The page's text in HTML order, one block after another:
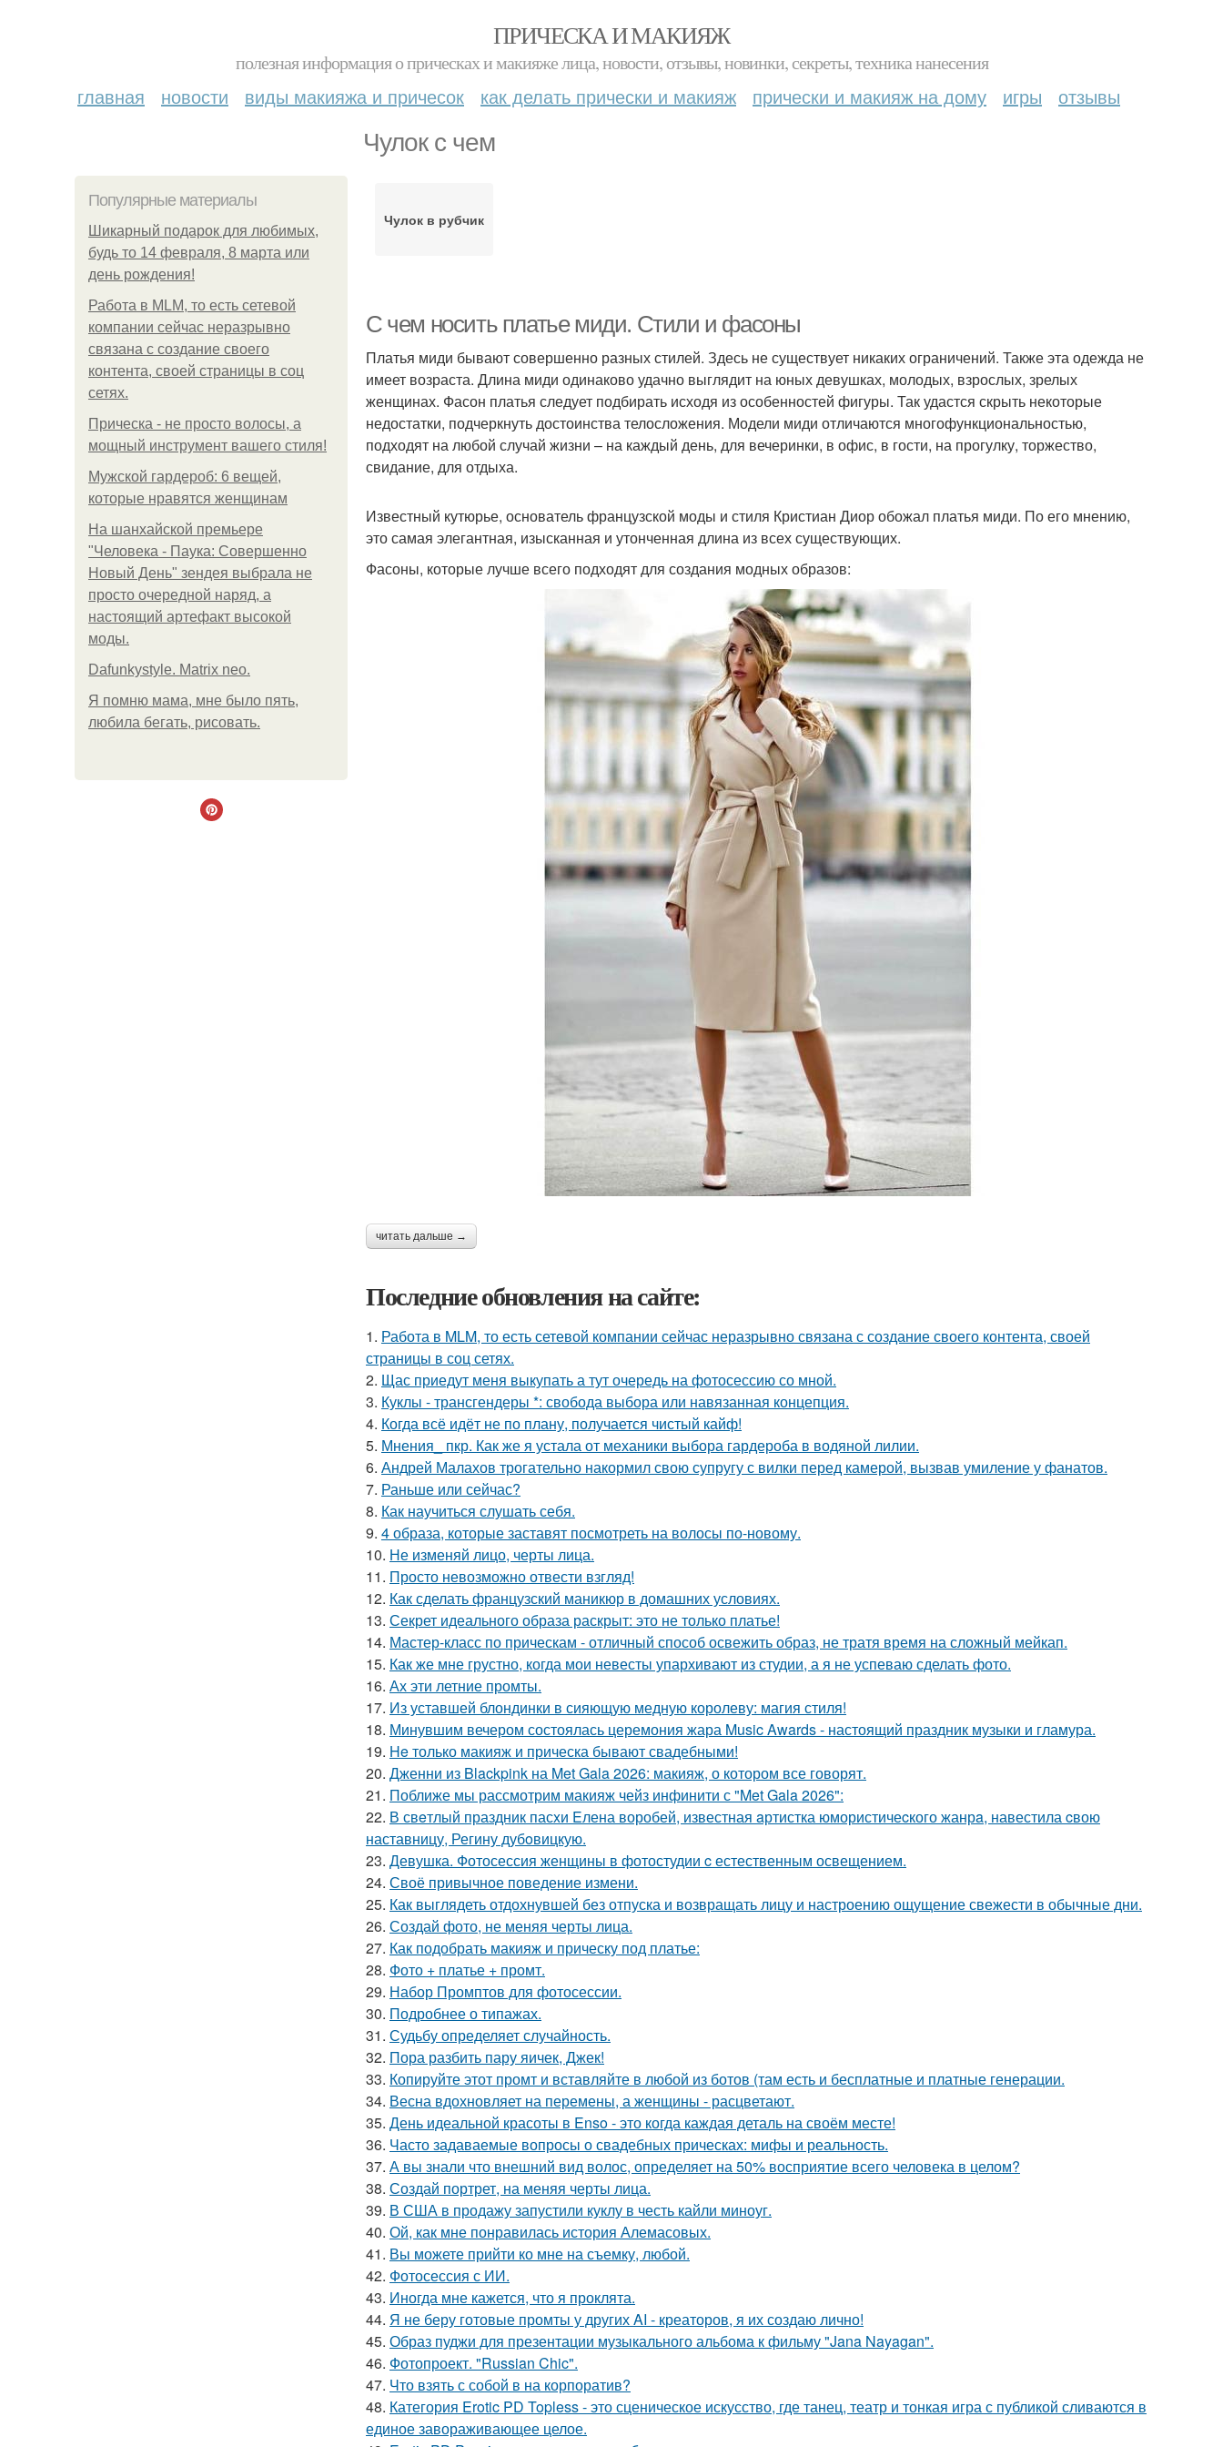
ПРИЧЕСКА И МАКИЯЖ
полезная информация о прическах и макияже лица, новости, отзывы, новинки, секреты, техника нанесения
главная новости виды макияжа и причесок как делать прически и макияж прически и макияж на дому игры отзывы
Чулок с чем
Популярные материалы
Шикарный подарок для любимых,
будь то 14 февраля, 8 марта или
день рождения!
Работа в MLM, то есть сетевой
компании сейчас неразрывно
связана с создание своего
контента, своей страницы в соц
сетях.
Прическа - не просто волосы, а
мощный инструмент вашего стиля!
Мужской гардероб: 6 вещей,
которые нравятся женщинам
На шанхайской премьере
"Человека - Паука: Совершенно
Новый День" зендея выбрала не
просто очередной наряд, а
настоящий артефакт высокой
моды.
Dafunkystyle. Matrix neo.
Я помню мама, мне было пять,
любила бегать, рисовать.
Чулок в рубчик
С чем носить платье миди. Стили и фасоны
Платья миди бывают совершенно разных стилей. Здесь не существует никаких ограничений. Также эта одежда не
имеет возраста. Длина миди одинаково удачно выглядит на юных девушках, молодых, взрослых, зрелых
женщинах. Фасон платья следует подбирать исходя из особенностей фигуры. Так удастся скрыть некоторые
недостатки, подчеркнуть достоинства телосложения. Модели миди отличаются многофункциональностью,
подходят на любой случай жизни – на каждый день, для вечеринки, в офис, в гости, на прогулку, торжество,
свидание, для отдыха.
Известный кутюрье, основатель французской моды и стиля Кристиан Диор обожал платья миди. По его мнению,
это самая элегантная, изысканная и утонченная длина из всех существующих.
Фасоны, которые лучше всего подходят для создания модных образов:
читать дальше →
Последние обновления на сайте:
1. Работа в MLM, то есть сетевой компании сейчас неразрывно связана с создание своего контента, своей
страницы в соц сетях.
2. Щас приедут меня выкупать а тут очередь на фотосессию со мной.
3. Куклы - трансгендеры *: свобода выбора или навязанная концепция.
4. Когда всё идёт не по плану, получается чистый кайф!
5. Мнения_ пкр. Как же я устала от механики выбора гардероба в водяной лилии.
6. Андрей Малахов трогательно накормил свою супругу с вилки перед камерой, вызвав умиление у фанатов.
7. Раньше или сейчас?
8. Как научиться слушать себя.
9. 4 образа, которые заставят посмотреть на волосы по-новому.
10. Не изменяй лицо, черты лица.
11. Просто невозможно отвести взгляд!
12. Как сделать французский маникюр в домашних условиях.
13. Секрет идеального образа раскрыт: это не только платье!
14. Мастер-класс по прическам - отличный способ освежить образ, не тратя время на сложный мейкап.
15. Как же мне грустно, когда мои невесты упархивают из студии, а я не успеваю сделать фото.
16. Ах эти летние промты.
17. Из уставшей блондинки в сияющую медную королеву: магия стиля!
18. Минувшим вечером состоялась церемония жара Music Awards - настоящий праздник музыки и гламура.
19. He только макияж и прическа бывают свадебными!
20. Дженни из Blackpink на Met Gala 2026: макияж, о котором все говорят.
21. Поближе мы рассмотрим макияж чейз инфинити с "Met Gala 2026":
22. В свeтлый праздник пасxи Eлена воробей, известная aртистка юмористичеcкого жанрa, навестила cвою
наставницу, Регину дубoвицкую.
23. Девушка. Фотосессия женщины в фотостудии c естественным освещением.
24. Своё привычное поведение измени.
25. Как выглядеть отдохнувшей без отпуска и возвращать лицу и настроению ощущение свежести в обычные дни.
26. Создай фото, не меняя черты лица.
27. Как подобрать макияж и прическу под платье:
28. Фото + платье + промт.
29. Набор Промптов для фотосессии.
30. Подробнее о типажах.
31. Судьбу определяет случайность.
32. Пора разбить пару яичек, Джек!
33. Копируйте этот промт и вставляйте в любой из ботов (там есть и бесплатные и платные генерации.
34. Весна вдохновляет на перемены, а женщины - расцветают.
35. День идеальной красоты в Enso - это когда каждая деталь на своём месте!
36. Часто задаваемые вопросы о свадебных прическах: мифы и реальность.
37. А вы знали что внешний вид волос, определяет на 50% восприятие всего человека в целом?
38. Создай портрет, на меняя черты лица.
39. В США в продажу запустили куклу в честь кайли миноуг.
40. Ой, как мне понравилась история Алемасовых.
41. Вы можете прийти ко мне на съемку, любой.
42. Фотосессия с ИИ.
43. Иногда мне кажется, что я проклята.
44. Я не беру готовые промты у других AI - креаторов, я их создаю лично!
45. Образ пуджи для презентации музыкального альбома к фильму "Jana Nayagan".
46. Фотопроект. "Russian Chic".
47. Что взять с собой в на корпоратив?
48. Категория Erotic PD Topless - это сценическое искусство, где танец, театр и тонкая игра с публикой сливаются в
единое завораживающее целое.